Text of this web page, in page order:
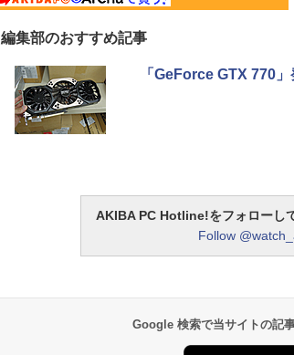
編集部のおすすめ記事
「GeForce GTX 770
AKIBA PC Hotline!をフォローし
Follow
Google 検索で当サイトの記